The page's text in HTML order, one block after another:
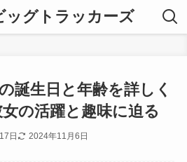
ッグトラッカーズ
誕生日と年齢を詳しく
の活躍と趣味に迫る
日 2024年11月6日